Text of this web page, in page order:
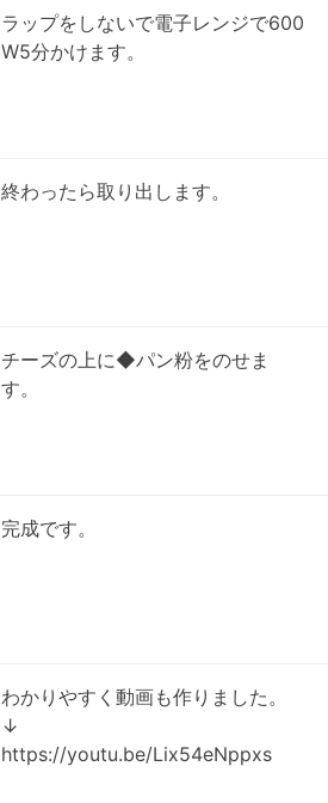
ラップをしないで電子レンジで600
W5分かけます。
終わったら取り出します。
チーズの上に◆パン粉をのせま
す。
完成です。
わかりやすく動画も作りました。
↓
https://youtu.be/Lix54eNppxs